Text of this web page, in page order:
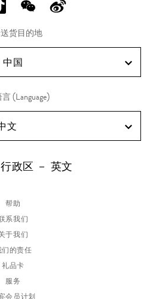
分
享
WeChat!
分
Weibo!
货目的地
中国
(Language)
文
政区 － 英文
帮助
系我们
于我们
们的责任
礼品卡
服务
会员计划